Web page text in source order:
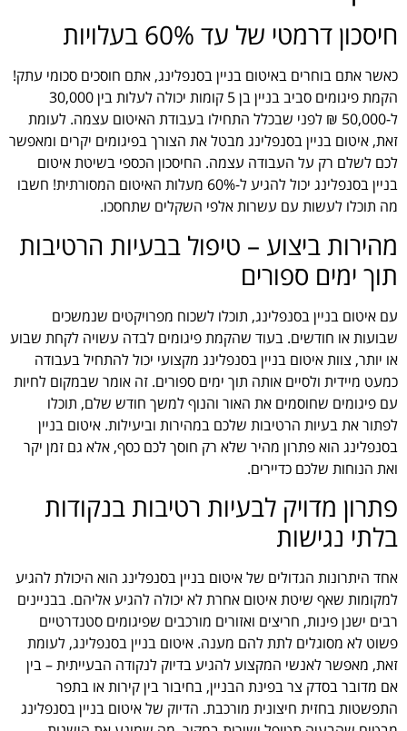
חיסכון דרמטי של עד 60% בעלויות
כאשר אתם בוחרים באיטום בניין בסנפלינג, אתם חוסכים סכומי עתק!
הקמת פיגומים סביב בניין בן 5 קומות יכולה לעלות בין 30,000
ל-50,000 ₪ לפני שבכלל התחילו בעבודת האיטום עצמה. לעומת
זאת, איטום בניין בסנפלינג מבטל את הצורך בפיגומים יקרים ומאפשר
לכם לשלם רק על העבודה עצמה. החיסכון הכספי בשיטת איטום
בניין בסנפלינג יכול להגיע ל-60% מעלות האיטום המסורתית! חשבו
מה תוכלו לעשות עם עשרות אלפי השקלים שתחסכו.
מהירות ביצוע – טיפול בבעיות הרטיבות
תוך ימים ספורים
עם איטום בניין בסנפלינג, תוכלו לשכוח מפרויקטים שנמשכים
שבועות או חודשים. בעוד שהקמת פיגומים לבדה עשויה לקחת שבוע
או יותר, צוות איטום בניין בסנפלינג מקצועי יכול להתחיל בעבודה
כמעט מיידית ולסיים אותה תוך ימים ספורים. זה אומר שבמקום לחיות
עם פיגומים שחוסמים את האור והנוף למשך חודש שלם, תוכלו
לפתור את בעיות הרטיבות שלכם במהירות וביעילות. איטום בניין
בסנפלינג הוא פתרון מהיר שלא רק חוסך לכם כסף, אלא גם זמן יקר
ואת הנוחות שלכם כדיירים.
פתרון מדויק לבעיות רטיבות בנקודות
בלתי נגישות
אחד היתרונות הגדולים של איטום בניין בסנפלינג הוא היכולת להגיע
למקומות שאף שיטת איטום אחרת לא יכולה להגיע אליהם. בבניינים
רבים ישנן פינות, חריצים ואזורים מורכבים שפיגומים סטנדרטיים
פשוט לא מסוגלים לתת להם מענה. איטום בניין בסנפלינג, לעומת
זאת, מאפשר לאנשי המקצוע להגיע בדיוק לנקודה הבעייתית – בין
אם מדובר בסדק צר בפינת הבניין, בחיבור בין קירות או בתפר
התפשטות בחזית חיצונית מורכבת. הדיוק של איטום בניין בסנפלינג